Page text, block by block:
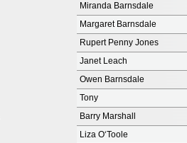
Miranda Barnsdale
Margaret Barnsdale
Rupert Penny Jones
Janet Leach
Owen Barnsdale
Tony
Barry Marshall
Liza O‘Toole